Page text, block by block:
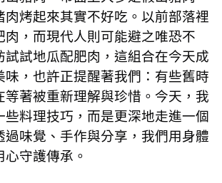
肉烤起來其實不好吃。以前部落裡
肉，而現代人則可能避之唯恐不
試試地瓜配肥肉，這組合在今天成
味，也許正提醒著我們：有些舊時
等著被重新理解與珍惜。今天，我
些料理技巧，而是更深地走進一個
過味覺、手作與分享，我們用身體
守護傳承。